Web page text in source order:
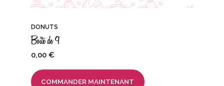
DONUTS
Boîte de 9
0,00 €
COMMANDER MAINTENANT